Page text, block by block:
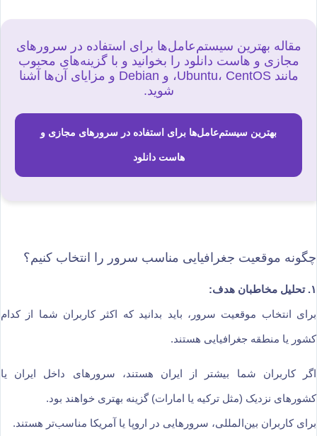
مقاله بهترین سیستم‌عامل‌ها برای استفاده در سرورهای
مجازی و هاست دانلود را بخوانید و با گزینه‌های محبوب
مانند Ubuntu، CentOS، و Debian و مزایای آن‌ها آشنا
شوید.
بهترین سیستم‌عامل‌ها برای استفاده در سرورهای مجازی و
هاست دانلود
چگونه موقعیت جغرافیایی مناسب سرور را انتخاب کنیم؟
۱. تحلیل مخاطبان هدف:
برای انتخاب موقعیت سرور، باید بدانید که اکثر کاربران شما از کدام
کشور یا منطقه جغرافیایی هستند.
اگر کاربران شما بیشتر از ایران هستند، سرورهای داخل ایران یا
کشورهای نزدیک (مثل ترکیه یا امارات) گزینه بهتری خواهند بود.
برای کاربران بین‌المللی، سرورهایی در اروپا یا آمریکا مناسب‌تر هستند.